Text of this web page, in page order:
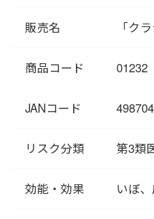
美容
の新
乱れ
陳代
も効果
販売名 「ク
商品コード 01232
JANコード
リスク分類 第3類
効能・効果 いぼ